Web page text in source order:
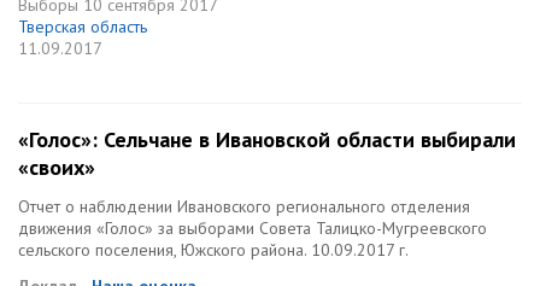
Выборы 10 сентября 2017
Тверская область
11.09.2017
«Голос»: Сельчане в Ивановской области выбирали
«своих»
Отчет о наблюдении Ивановского регионального отделения
движения «Голос» за выборами Совета Талицко-Мугреевского
сельского поселения, Южского района. 10.09.2017 г.